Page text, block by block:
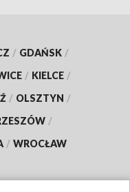
/ GDAŃSK /
/ KIELCE /
/ OLSZTYN /
/
/ WROCŁAW